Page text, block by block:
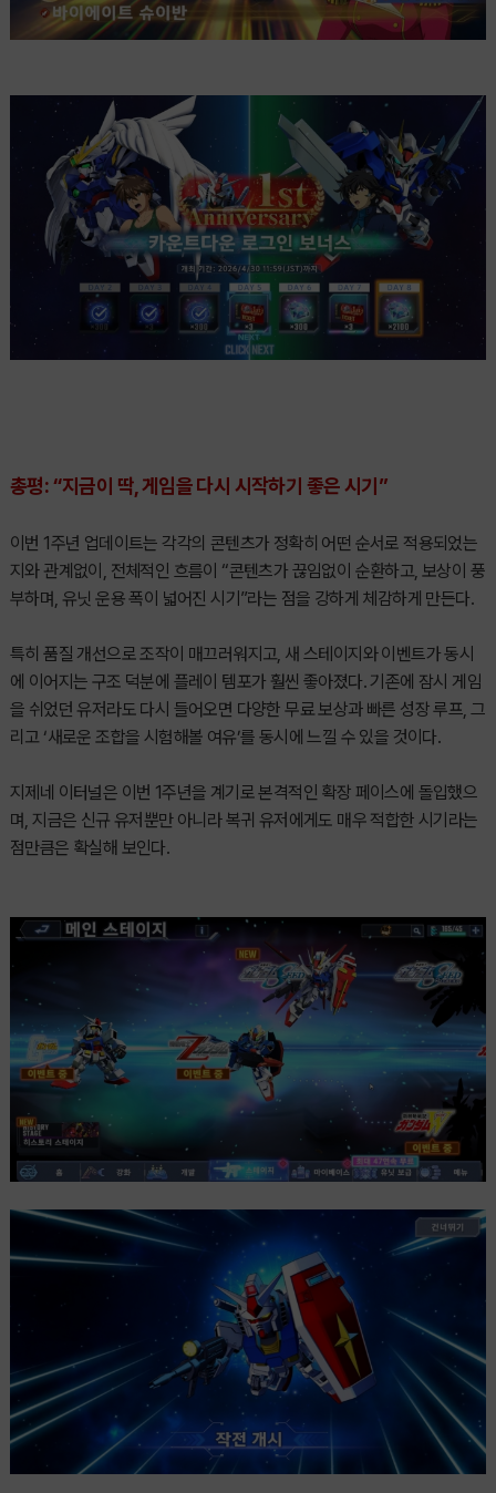
총평: “지금이 딱, 게임을 다시 시작하기 좋은 시기”
이번 1주년 업데이트는 각각의 콘텐츠가 정확히 어떤 순서로 적용되었는
지와 관계없이, 전체적인 흐름이 “콘텐츠가 끊임없이 순환하고, 보상이 풍
부하며, 유닛 운용 폭이 넓어진 시기”라는 점을 강하게 체감하게 만든다.
특히 품질 개선으로 조작이 매끄러워지고, 새 스테이지와 이벤트가 동시
에 이어지는 구조 덕분에 플레이 템포가 훨씬 좋아졌다. 기존에 잠시 게임
을 쉬었던 유저라도 다시 들어오면 다양한 무료 보상과 빠른 성장 루프, 그
리고 ‘새로운 조합을 시험해볼 여유’를 동시에 느낄 수 있을 것이다.
지제네 이터널은 이번 1주년을 계기로 본격적인 확장 페이스에 돌입했으
며, 지금은 신규 유저뿐만 아니라 복귀 유저에게도 매우 적합한 시기라는
점만큼은 확실해 보인다.